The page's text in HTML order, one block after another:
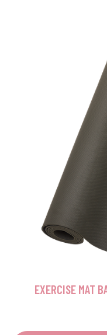
EXERCISE MAT